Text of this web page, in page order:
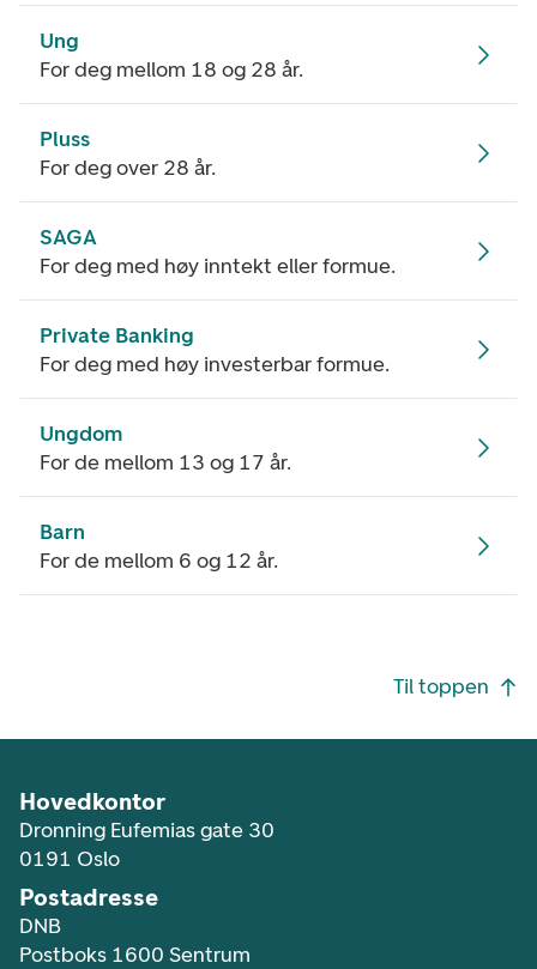
Ung
For deg mellom 18 og 28 år.
Pluss
For deg over 28 år.
SAGA
For deg med høy inntekt eller formue.
Private Banking
For deg med høy investerbar formue.
Ungdom
For de mellom 13 og 17 år.
Barn
For de mellom 6 og 12 år.
Til toppen
Hovedkontor
Dronning Eufemias gate 30
0191 Oslo
Postadresse
DNB
Postboks 1600 Sentrum